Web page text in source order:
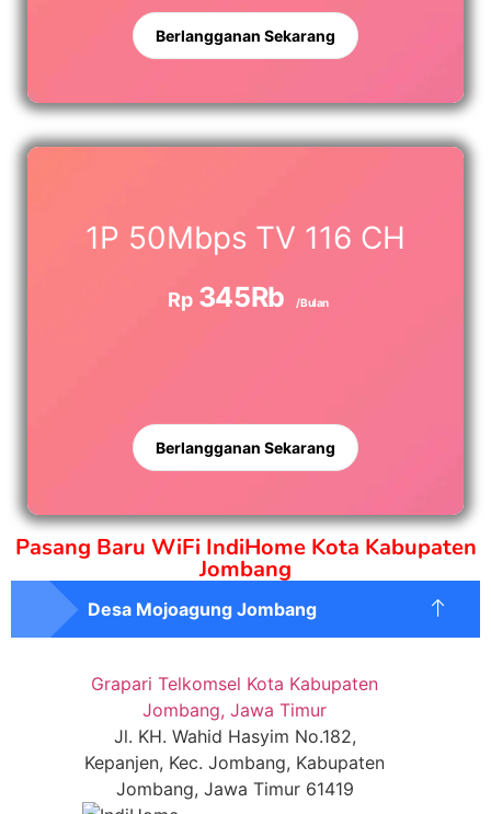
Berlangganan Sekarang
1P 50Mbps TV 116 CH
Rp 345Rb /Bulan
Berlangganan Sekarang
Pasang Baru WiFi IndiHome Kota Kabupaten
Jombang
Desa Mojoagung Jombang
Grapari Telkomsel Kota Kabupaten
Jombang, Jawa Timur
Jl. KH. Wahid Hasyim No.182,
Kepanjen, Kec. Jombang, Kabupaten
Jombang, Jawa Timur 61419